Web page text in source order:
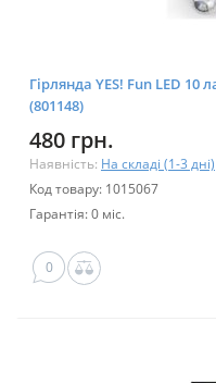
Гірлянда YES! Fun LED
(801148)
480 грн.
Наявність: На складі (1-3 дні)
Код товару: 1015067
Гарантія: 0 міс.
0